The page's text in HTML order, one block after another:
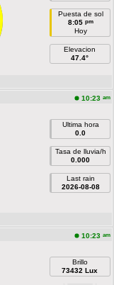
Puesta de sol
8:05 pm
Hoy
Elevacion
47.4°
10:23 am
Ultima hora
0.0
Tasa de lluvia/h
0.000
Last rain
2026-08-08
10:23 am
Brillo
73432 Lux